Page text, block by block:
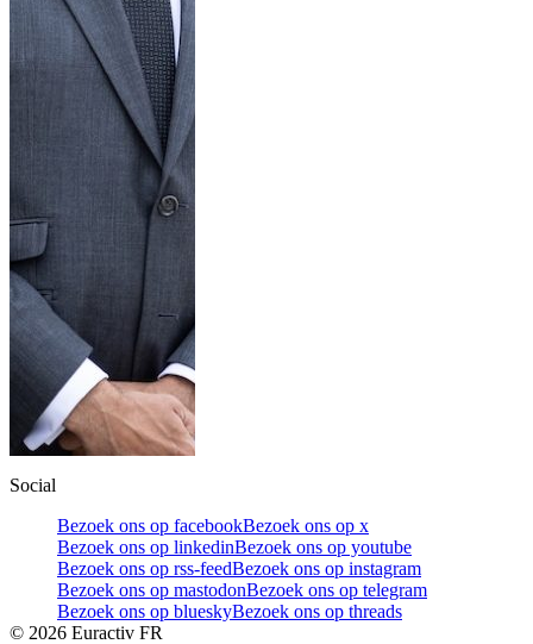
Social
Bezoek ons op facebookBezoek ons op x
Bezoek ons op linkedinBezoek ons op youtube
Bezoek ons op rss-feedBezoek ons op instagram
Bezoek ons op mastodonBezoek ons op telegram
Bezoek ons op blueskyBezoek ons op threads
© 2026 Euractiv FR